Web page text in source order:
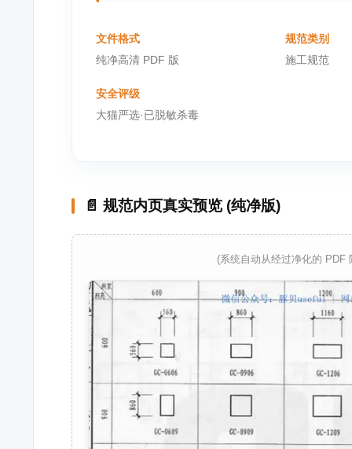
文件格式
纯净高清 PDF 版
规范类别
施工规范
安全评级
大猫严选·已脱敏杀毒
📄 规范内页真实预览 (纯净版)
(系统自动从经过净化的 PDF